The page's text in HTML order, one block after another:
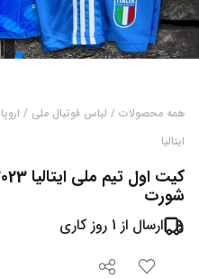
همه محصولات / لباس فوتبال ملی / اروپا
ایتالیا
شورت
ارسال از 1 روز کاری